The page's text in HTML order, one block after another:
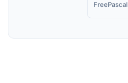
FreePascal